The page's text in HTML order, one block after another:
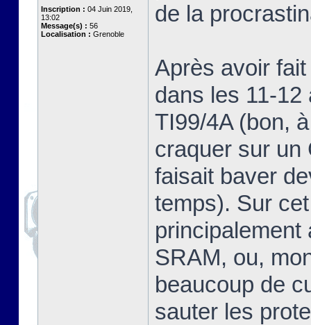
Inscription : 04 Juin 2019,
13:02
Message(s) : 56
Localisation : Grenoble
de la
Après avoir
dans les 11-
TI99/4A (bon,
craquer sur un
faisait baver
temps). Sur
principalement
SRAM, ou,
beaucoup de
sauter les